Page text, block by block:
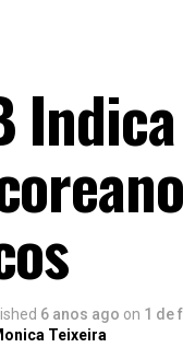
6 anos ago on 1 de
Teixeira